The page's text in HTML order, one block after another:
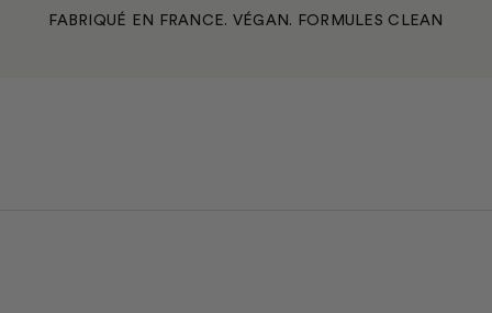
FABRIQUÉ EN FRANCE. VÉGAN. FORMULES CLEAN